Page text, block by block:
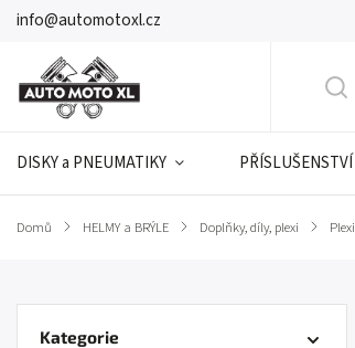
info@automotoxl.cz
DISKY a PNEUMATIKY PŘÍSLUŠENSTVÍ
Domů / HELMY a BRÝLE / Doplňky, díly, plexi / Plexi
Kategorie